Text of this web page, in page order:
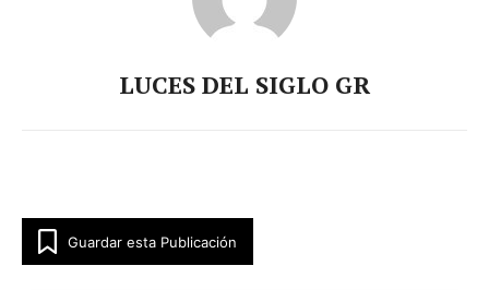
LUCES DEL SIGLO GR
Guardar esta Publicación